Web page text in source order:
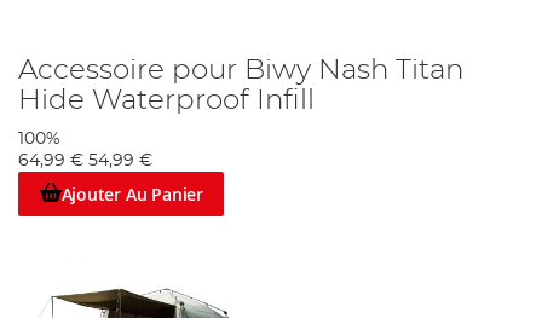
Accessoire pour Biwy Nash Titan
Hide Waterproof Infill
100%
64,99 € 54,99 €
Ajouter Au Panier